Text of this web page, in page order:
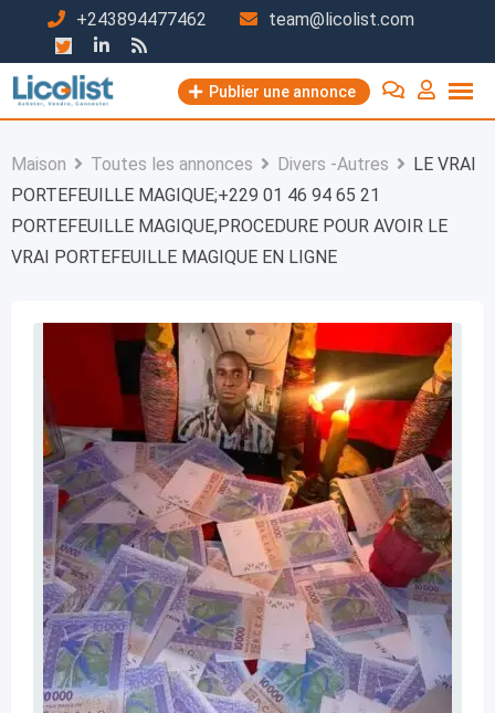
contenu
+243894477462 team@licolist.com
Publier une annonce
Maison Toutes les annonces Divers -Autres
LE VRAI
PORTEFEUILLE MAGIQUE;+229 01 46 94 65 21
PORTEFEUILLE MAGIQUE,PROCEDURE POUR AVOIR LE
VRAI PORTEFEUILLE MAGIQUE EN LIGNE